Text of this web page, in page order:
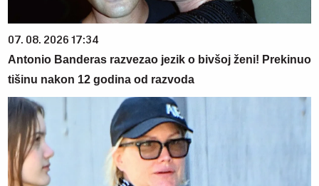
07. 08. 2026 17:34
Antonio Banderas razvezao jezik o bivšoj ženi! Prekinuo
tišinu nakon 12 godina od razvoda